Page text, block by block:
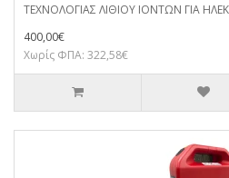
ΤΕΧΝΟΛΟΓΙΑΣ ΛΙΘΙΟΥ ΙΟΝΤΩΝ ΓΙΑ
400,00€
Χωρίς ΦΠΑ: 322,58€